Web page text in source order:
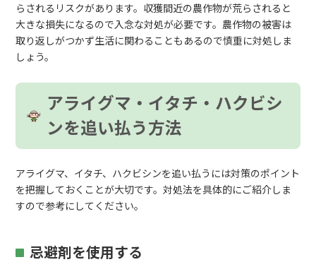
らされるリスクがあります。収獲間近の農作物が荒らされると
大きな損失になるので入念な対処が必要です。農作物の被害は
取り返しがつかず生活に関わることもあるので慎重に対処しま
しょう。
アライグマ・イタチ・ハクビシ
ンを追い払う方法
アライグマ、イタチ、ハクビシンを追い払うには対策のポイント
を把握しておくことが大切です。対処法を具体的にご紹介しま
すので参考にしてください。
忌避剤を使用する